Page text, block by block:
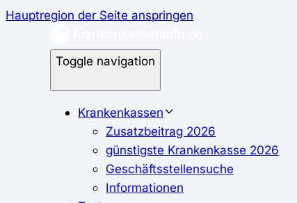
Hauptregion der Seite anspringen
Toggle navigation
Krankenkassen
Zusatzbeitrag 2026
günstigste Krankenkasse 2026
Geschäftsstellensuche
Informationen